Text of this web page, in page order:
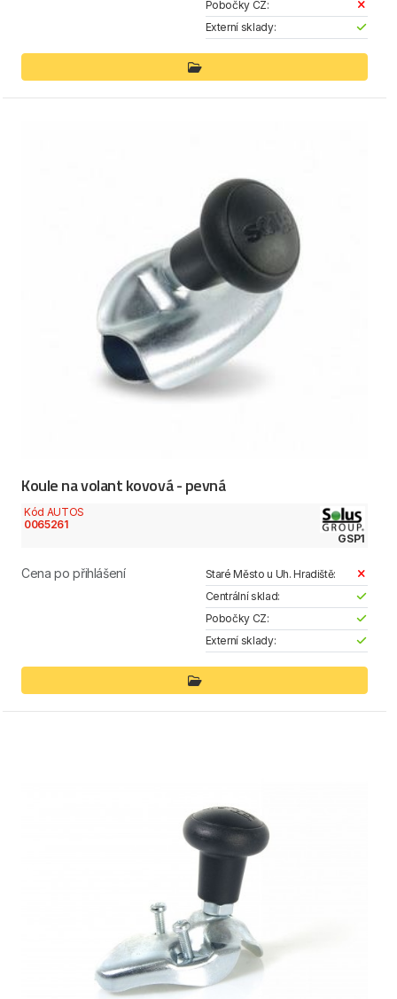
Pobočky CZ:
Externí sklady:
Koule na volant kovová - pevná
Kód AUTOS
0065261
GSP1
Cena po přihlášení
Staré Město u Uh. Hradiště:
Centrální sklad:
Pobočky CZ:
Externí sklady: